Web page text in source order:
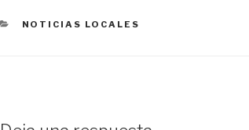
CATEGORÍAS
NOTICIAS LOCALES